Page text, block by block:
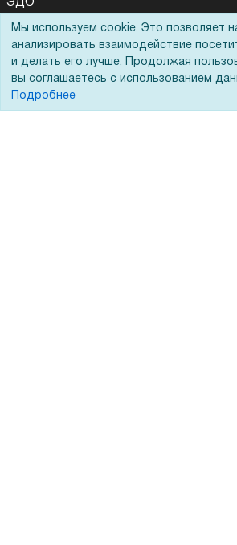
ЭДО
Помощь
Вопрос-ответ
Мы используем cookie. Это позволяет
анализировать взаимодействие
и делать его лучше. Продолжая
вы соглашаетесь с использованием
Подробнее